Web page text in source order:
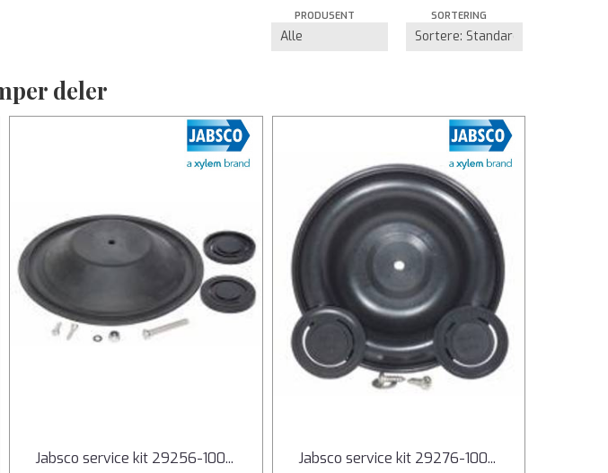
PRODUSENT SORTERING
deler
Jabsco service kit 29256-100... Jabsco service kit 29276-100...
Trykk ENTER for å søke